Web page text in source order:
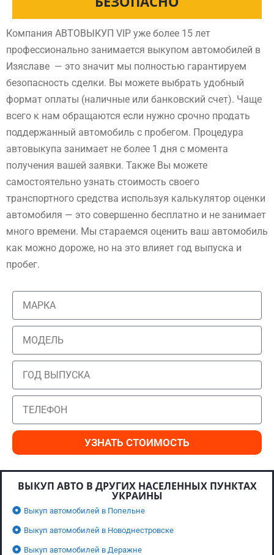
Компания АВТОВЫКУП VIP уже более 15 лет
профессионально занимается выкупом автомобилей в
Изяславе — это значит мы полностью гарантируем
безопасность сделки. Вы можете выбрать удобный
формат оплаты (наличные или банковский счет). Чаще
всего к нам обращаются если нужно срочно продать
поддержанный автомобиль с пробегом. Процедура
автовыкупа занимает не более 1 дня с момента
получения вашей заявки. Также Вы можете
самостоятельно узнать стоимость своего
транспортного средства используя калькулятор оценки
автомобиля — это совершенно бесплатно и не занимает
много времени. Мы стараемся оценить ваш автомобиль
как можно дороже, но на это влияет год выпуска и
пробег.
УЗНАТЬ СТОИМОСТЬ
ВЫКУП АВТО В ДРУГИХ НАСЕЛЕННЫХ ПУНКТАХ
УКРАИНЫ
Выкуп автомобилей в Попельне
Выкуп автомобилей в Новоднестровске
Выкуп автомобилей в Деражне